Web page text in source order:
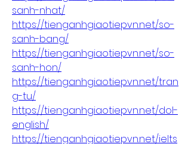
sanh-nhat/
https://tienganhgiaotiepvn.net/so-
sanh-bang/
https://tienganhgiaotiepvn.net/so-
sanh-hon/
https://tienganhgiaotiepvn.net/tran
g-tu/
https://tienganhgiaotiepvn.net/dol-
english/
https://tienganhgiaotiepvn.net/ielts